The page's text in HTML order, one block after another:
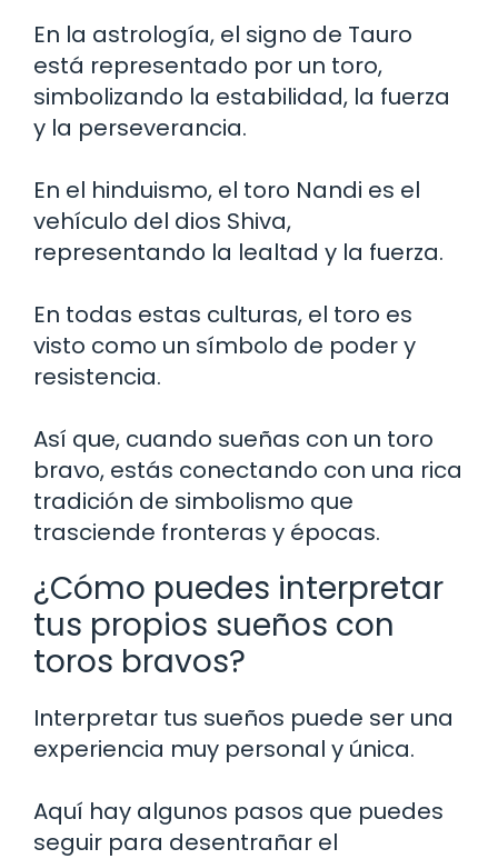
En la astrología, el signo de Tauro
está representado por un toro,
simbolizando la estabilidad, la fuerza
y la perseverancia.
En el hinduismo, el toro Nandi es el
vehículo del dios Shiva,
representando la lealtad y la fuerza.
En todas estas culturas, el toro es
visto como un símbolo de poder y
resistencia.
Así que, cuando sueñas con un toro
bravo, estás conectando con una rica
tradición de simbolismo que
trasciende fronteras y épocas.
¿Cómo puedes interpretar
tus propios sueños con
toros bravos?
Interpretar tus sueños puede ser una
experiencia muy personal y única.
Aquí hay algunos pasos que puedes
seguir para desentrañar el